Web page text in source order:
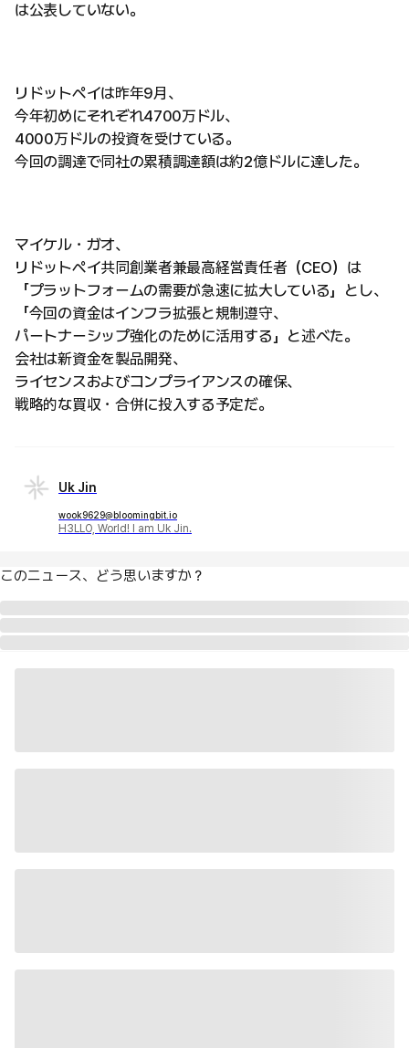
は公表していない。
リドットペイは昨年9月、
今年初めにそれぞれ4700万ドル、
4000万ドルの投資を受けている。
今回の調達で同社の累積調達額は約2億ドルに達した。
マイケル・ガオ、
リドットペイ共同創業者兼最高経営責任者（CEO）は
「プラットフォームの需要が急速に拡大している」とし、
「今回の資金はインフラ拡張と規制遵守、
パートナーシップ強化のために活用する」と述べた。
会社は新資金を製品開発、
ライセンスおよびコンプライアンスの確保、
戦略的な買収・合併に投入する予定だ。
Uk Jin
wook9629@bloomingbit.io
H3LLO, World! I am Uk Jin.
このニュース、どう思いますか？